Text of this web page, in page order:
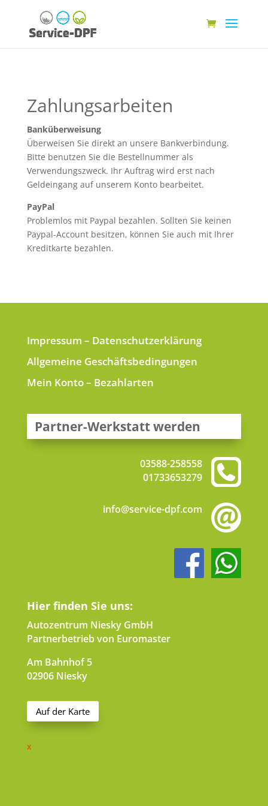
Zahlungsarbeiten
Banküberweisung
Überweisen Sie direkt an unsere Bankverbindung.
Bitte benutzen Sie die Bestellnummer als
Verwendungszweck. Ihr Auftrag wird erst nach
Geldeingang auf unserem Konto bearbeitet.
PayPal
Problemlos mit Paypal bezahlen. Sollten Sie keinen
Paypal-Account besitzen, können Sie auch mit Ihrer
Kreditkarte bezahlen.
Impressum – Datenschutzerklärung
Allgemeine Geschäftsbedingungen
Mein Konto– Bezahlarten
Partner-Werkstatt werden
03588-258558
01733653279
info@service-dpf.com
Hier finden Sie uns:
Autozentrum Niesky GmbH
Partnerbetrieb von Euromaster
Am Bahnhof 5
02906 Niesky
Auf der Karte
x